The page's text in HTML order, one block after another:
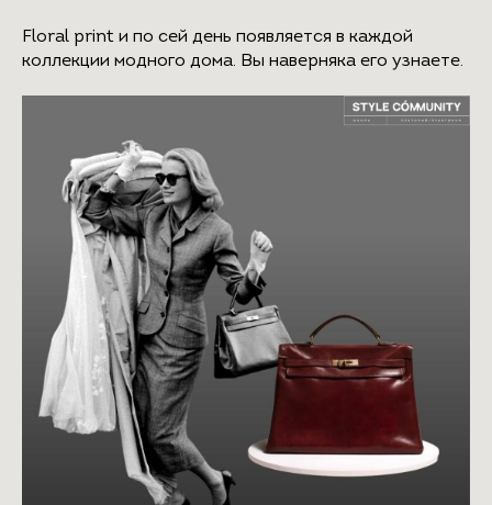
Floral print и по сей день появляется в каждой
коллекции модного дома. Вы наверняка его узнаете.